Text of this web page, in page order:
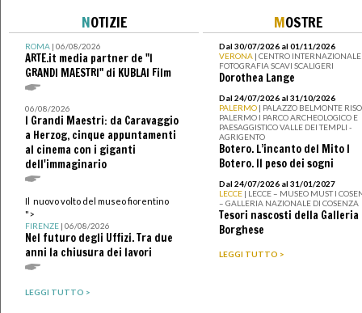
NOTIZIE
ROMA | 06/08/2026
ARTE.it media partner de "I
GRANDI MAESTRI" di KUBLAI Film
06/08/2026
I Grandi Maestri: da Caravaggio
a Herzog, cinque appuntamenti
al cinema con i giganti
dell'immaginario
Il nuovo volto del museo fiorentino
">
FIRENZE | 06/08/2026
Nel futuro degli Uffizi. Tra due
anni la chiusura dei lavori
LEGGI TUTTO >
MOSTRE
Dal 30/07/2026 al 01/11/2026
VERONA | CENTRO
FOTOGRAFIA SCAVI SCALIGERI
Dorothea Lange
Dal 24/07/2026 al 31/10/2026
PALERMO | PALAZZO BELMONTE
PALERMO I PARCO ARCHEOLOGICO E
PAESAGGISTICO VALLE DEI TEMPLI -
AGRIGENTO
Botero. L’incanto del Mito I
Botero. Il peso dei sogni
Dal 24/07/2026 al 31/01/2027
LECCE | LECCE – MUSEO MUST I
– GALLERIA NAZIONALE DI COSENZA
Tesori nascosti della Galleria
Borghese
LEGGI TUTTO >